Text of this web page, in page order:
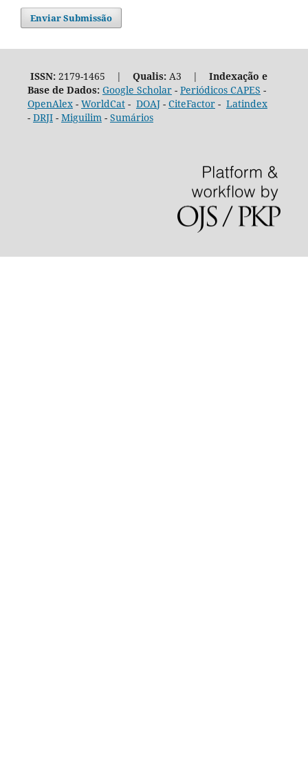
Enviar Submissão
ISSN:2179-1465 | Qualis:A3 | Indexação e
Base de Dados: Google Scholar- Periódicos CAPES -
OpenAlex- WorldCat- DOAJ- CiteFactor- Latindex
- DRJI- Miguilim- Sumários